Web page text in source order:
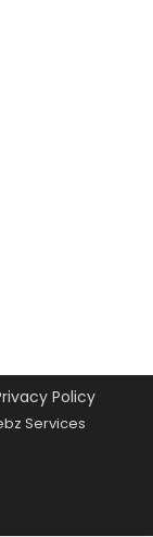
Policy
Services